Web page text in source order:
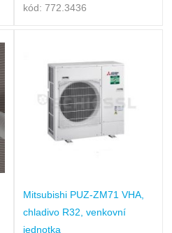
kód: 772.3436
Mitsubishi PUZ-ZM71 VHA,
chladivo R32, venkovní
jednotka